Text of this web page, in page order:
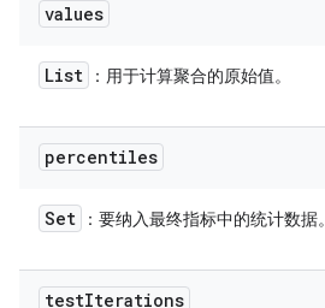
values
List ：用于计算聚合的原始值。
percentiles
Set ：要纳入最终指标中的统计数据。
testIterations